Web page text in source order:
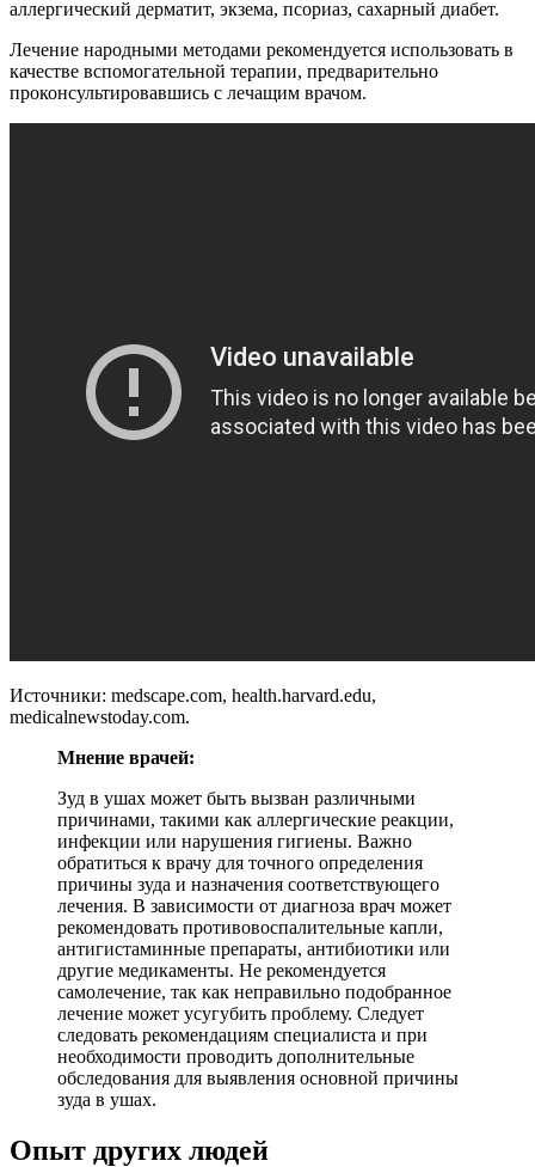
аллергический дерматит, экзема, псориаз, сахарный диабет.
Лечение народными методами рекомендуется использовать в
качестве вспомогательной терапии, предварительно
проконсультировавшись с лечащим врачом.
Источники: medscape.com, health.harvard.edu,
medicalnewstoday.com.
Мнение врачей:
Зуд в ушах может быть вызван различными
причинами, такими как аллергические реакции,
инфекции или нарушения гигиены. Важно
обратиться к врачу для точного определения
причины зуда и назначения соответствующего
лечения. В зависимости от диагноза врач может
рекомендовать противовоспалительные капли,
антигистаминные препараты, антибиотики или
другие медикаменты. Не рекомендуется
самолечение, так как неправильно подобранное
лечение может усугубить проблему. Следует
следовать рекомендациям специалиста и при
необходимости проводить дополнительные
обследования для выявления основной причины
зуда в ушах.
Опыт других людей